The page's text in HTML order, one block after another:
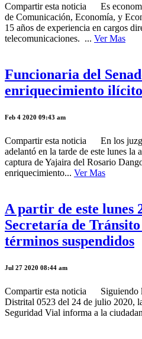
Compartir esta noticia Es
de Comunicación, Economía, y
15 años de experiencia en cargos
telecomunicaciones. ... Ver Mas
Funcionaria del
enriquecimiento ilícito
Feb 4 2020 09:43 am
Compartir esta noticia En los
adelantó en la tarde de este lunes la
captura de Yajaira del Rosario
enriquecimiento... Ver Mas
A partir de este lunes
Secretaría de
términos suspendidos
Jul 27 2020 08:44 am
Compartir esta noticia Siguiendo
Distrital 0523 del 24 de julio 2020,
Seguridad Vial informa a la